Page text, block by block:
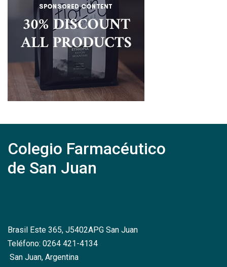
Colegio Farmacéutico
de San Juan
Brasil Este 365, J5402APG San Juan
Teléfono: 0264 421-4134
San Juan, Argentina